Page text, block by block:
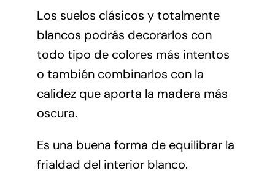
Los suelos clásicos y totalmente
blancos podrás decorarlos con
todo tipo de colores más intentos
o también combinarlos con la
calidez que aporta la madera más
oscura.
Es una buena forma de equilibrar la
frialdad del interior blanco.